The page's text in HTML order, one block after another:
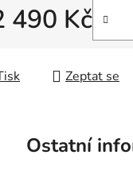
490 Kč
Zeptat se
Ostatní